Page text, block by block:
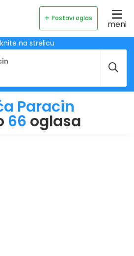
Postavi oglas
meni
na strelicu
Paracin
66 oglasa